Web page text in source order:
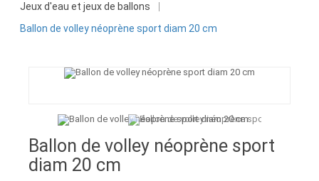
Jeux d'eau et jeux de ballons
Ballon de volley néoprène sport diam 20 cm
Ballon de volley néoprène sport
diam 20 cm